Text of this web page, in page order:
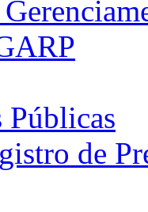
Públicas
de